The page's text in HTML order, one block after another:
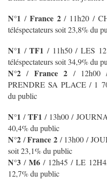
N°1 / France 2/ 11h20 /
téléspectateurs soit 23,8% du
N°1 /TF1 / 11h50 / LES
téléspectateurs soit 34,9% du
N°2 / France 2 / 12h00
PRENDRE SA PLACE / 1
du public
N°1 /TF1 / 13h00 /
40,4% du public
N°2 /France 2 / 13h00 /
soit 23,1% du public
N°3 / M6 / 12h45 / LE
12,7% du public